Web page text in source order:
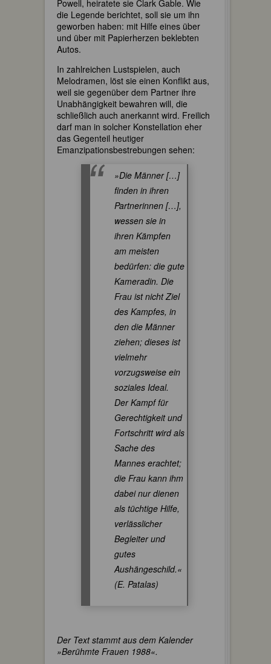
Powell, heiratete sie Clark Gable. Wie
die Legende berichtet, soll sie um ihn
geworben haben: mit Hilfe eines über
und über mit Papierherzen beklebten
Autos.
In zahlreichen Lustspielen, auch
Melodramen, löst sie einen Konflikt aus,
weil sie gegenüber dem Partner ihre
Unabhängigkeit bewahren will, die
schließlich auch anerkannt wird. Freilich
darf man in solcher Konstellation eher
das Gegenteil heutiger
Emanzipationsbestrebungen sehen:
»Die Männer […]
finden in ihren
Partnerinnen […],
wessen sie in
ihren Kämpfen
am meisten
bedürfen: die gute
Kameradin. Die
Frau ist nicht Ziel
des Kampfes, in
den die Männer
ziehen; dieses ist
vielmehr
vorzugsweise ein
soziales Ideal.
Der Kampf für
Gerechtigkeit und
Fortschritt wird als
Sache des
Mannes erachtet;
die Frau kann ihm
dabei nur dienen
als tüchtige Hilfe,
verlässlicher
Begleiter und
gutes
Aushängeschild.«
(E. Patalas)
Der Text stammt aus dem Kalender
»Berühmte Frauen 1988«.